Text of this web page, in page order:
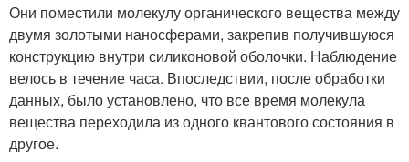
Они поместили молекулу органического вещества между
двумя золотыми наносферами, закрепив получившуюся
конструкцию внутри силиконовой оболочки. Наблюдение
велось в течение часа. Впоследствии, после обработки
данных, было установлено, что все время молекула
вещества переходила из одного квантового состояния в
другое.